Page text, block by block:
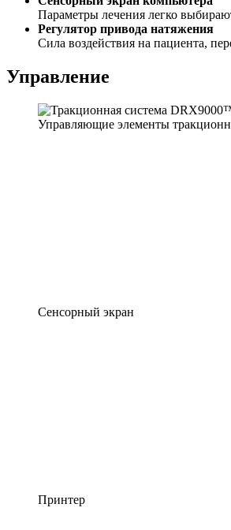
Параметры лечения легко
Регулятор привода натяжения
Сила воздействия на пациента,
Управление
Управляющие элементы
Сенсорный экран
Принтер